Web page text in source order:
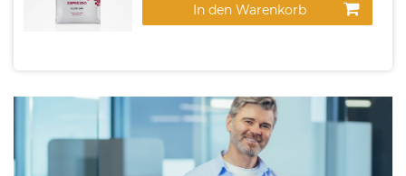
In den Warenkorb